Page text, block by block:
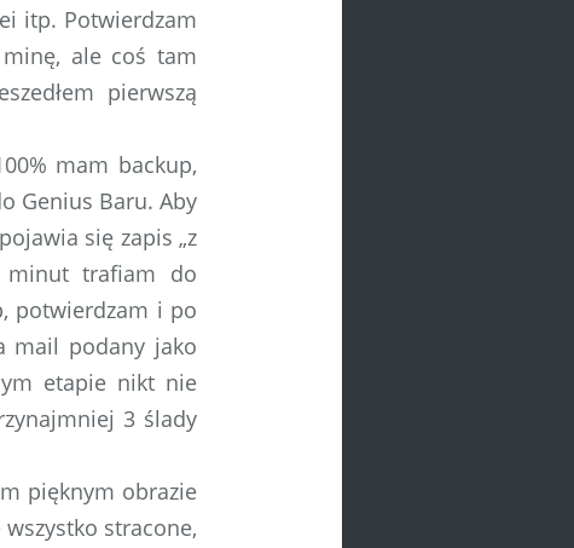
itp. Potwierdzam
ale coś tam
pierwszą
mam backup,
Genius Baru. Aby
się zapis „z
minut trafiam do
potwierdzam i po
mail podany jako
etapie nikt nie
3 ślady
pięknym obrazie
stracone,